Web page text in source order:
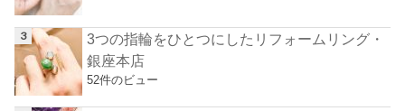
3つの指輪をひとつにしたリフォームリング・
銀座本店
52件のビュー